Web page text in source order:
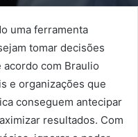
uma ferramenta
tomar decisões
acordo com Braulio
e organizações que
conseguem antecipar
resultados. Com